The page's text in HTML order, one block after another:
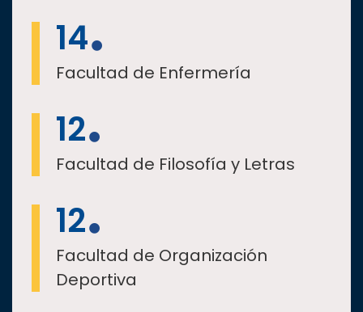
14
Facultad de Enfermería
12
Facultad de Filosofía y Letras
12
Facultad de Organización
Deportiva